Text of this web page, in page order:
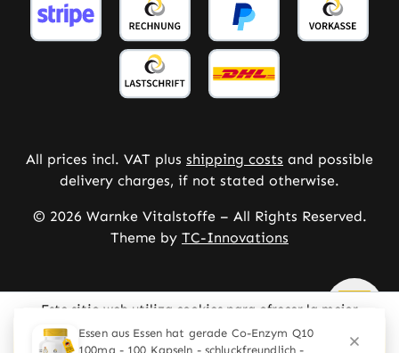
All prices incl. VAT plus shipping costs and possible
delivery charges, if not stated otherwise.
© 2026 Warnke Vitalstoffe – All Rights Reserved.
Theme by TC-Innovations
Este sitio web utiliza cookies para ofrecer la mejor
experiencia posible.Mehr Informationen ...